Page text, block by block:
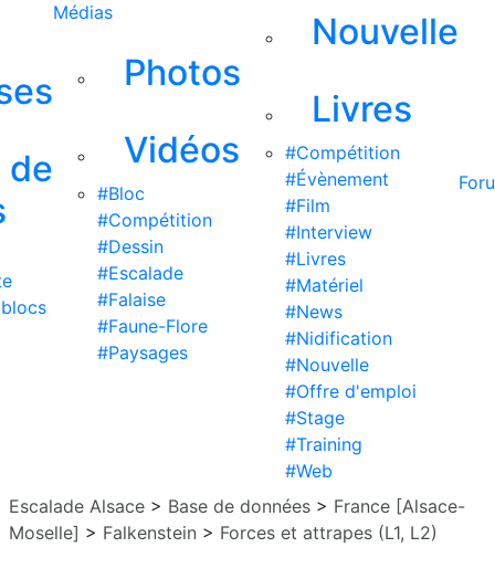
de
Médias
Photos
Vidéos
#Bloc
#Compétition
#Dessin
#Escalade
#Falaise
#Faune-Flore
#Paysages
Nouvelle
Livres
#Compétition
#Évènement
#Film
#Interview
#Livres
#Matériel
#News
#Nidification
#Nouvelle
#Offre d'emploi
#Stage
#Training
#Web
Escalade Alsace > Base de données > France [Alsace-
Moselle] > Falkenstein > Forces et attrapes (L1, L2)